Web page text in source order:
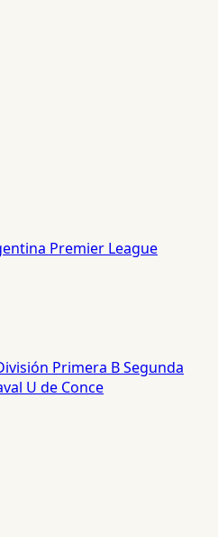
Premier League
Primera BSegunda
U de Conce